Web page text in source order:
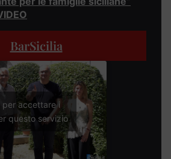
BarSicilia
per accettare i
questo servizio